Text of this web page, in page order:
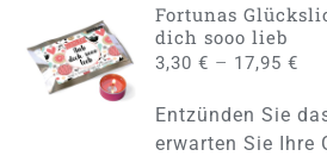
AUSFÜHRUNG
WÄHLEN
DIESES
PRODUKT
MEHRERE
/
DETAILS
Fortunas
dich sooo lieb
3,30€ – 17,95€
Entzünden Sie
erwarten Sie Ihre